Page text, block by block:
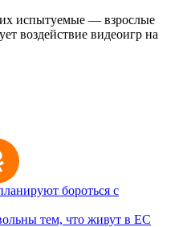
испытуемые — взрослые
воздействие видеоигр на
бороться с
тем, что живут в ЕС